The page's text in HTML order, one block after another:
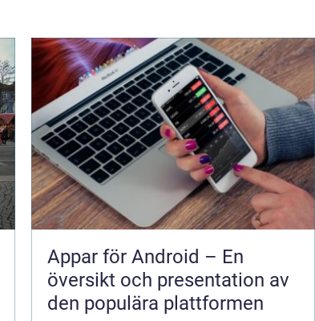
Appar för Android – En
översikt och presentation av
den populära plattformen